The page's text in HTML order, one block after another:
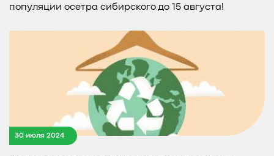
популяции осетра сибирского до 15 августа!
30 июля 2024